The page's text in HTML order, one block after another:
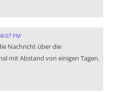
PM
Nachricht über die
mit Abstand von einigen Tagen.